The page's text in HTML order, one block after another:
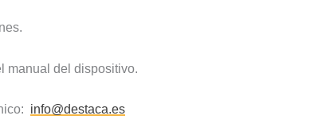
manual del dispositivo.
info@destaca.es